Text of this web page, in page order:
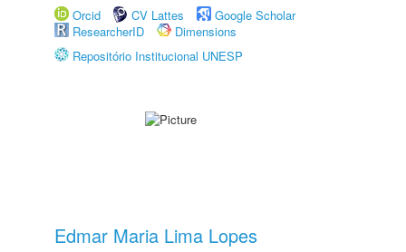
Orcid
CV Lattes
Google Scholar
ResearcherID
Dimensions
Repositório Institucional UNESP
Edmar Maria Lima Lopes